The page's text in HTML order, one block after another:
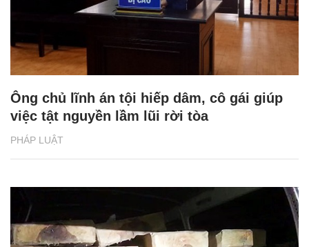
PHÁP LUẬT
Ông chủ lĩnh án tội hiếp dâm, cô gái giúp
việc tật nguyền lầm lũi rời tòa